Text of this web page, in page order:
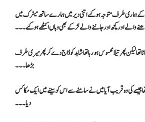
ہماری طرف متوجہ ہو گئے اتنی دیر میں ہمارے ساتھ میٹرک میں
والے اور کچھ اور جاننے والے لڑکے بھی وہاں اکٹھے ہو گئے۔۔۔
تھا لیکن پھرتیلا محسوس ہو رہا تھا شاہد کو ڈاج دے کر پھر میری طرف
بڑھا ۔۔۔
جیسے کی وہ قریب آیا میں نے سامنے سے اس کو سینے میں ایک مکا کس
دیا۔۔۔